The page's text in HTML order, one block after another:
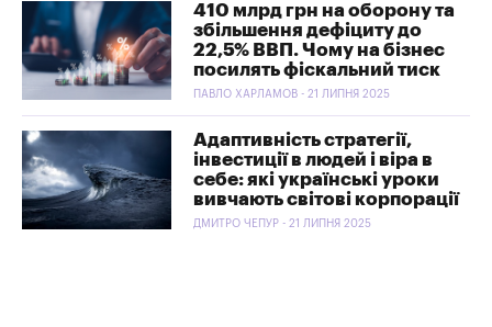
410 млрд грн на оборону та
збільшення дефіциту до
22,5% ВВП. Чому на бізнес
посилять фіскальний тиск
ПАВЛО ХАРЛАМОВ - 21 ЛИПНЯ 2025
Адаптивність стратегії,
інвестиції в людей і віра в
себе: які українські уроки
вивчають світові корпорації
ДМИТРО ЧЕПУР - 21 ЛИПНЯ 2025